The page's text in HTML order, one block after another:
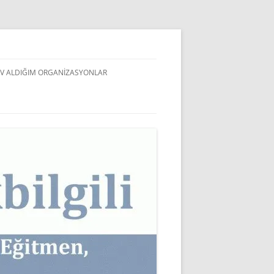
ALDIĞIM ORGANIZASYONLAR